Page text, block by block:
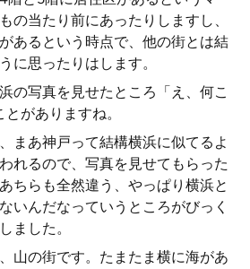
の当たり前にあったりしますし、
あるという時点で、他の街とは結
に思ったりはします。
の写真を見せたところ「え、何こ
がありますね。
まあ神戸って結構横浜に似てるよ
れるので、写真を見せてもらった
ちらも全然違う、やっぱり横浜と
いんだなっていうところがびっく
ました。
山の街です。たまたま横に海があ